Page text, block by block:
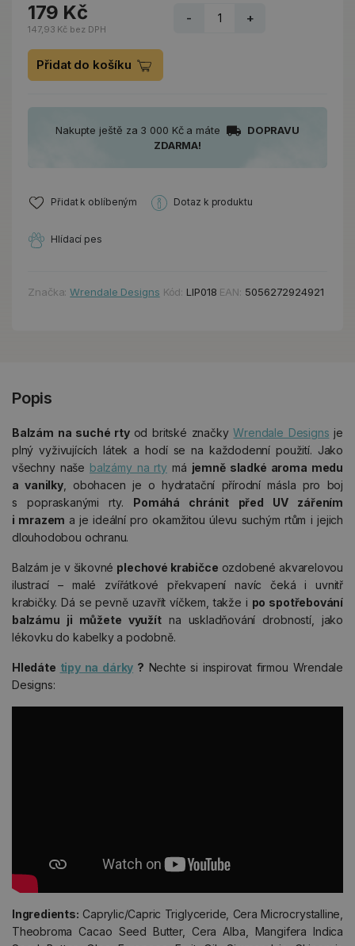
179 Kč
147,93 Kč bez DPH
- +
Přidat do košíku
Nakupte ještě za 3 000 Kč a máte
DOPRAVU
ZDARMA!
Přidat k oblíbeným Dotaz k produktu
Hlídací pes
Značka:Wrendale Designs Kód: LIP018 EAN: 5056272924921
Popis
Balzám na suché rty od britské značkyWrendale Designs je
plný vyživujících látek a hodí se na každodenní použití. Jako
všechny naše balzámy na rtymá jemně sladké aroma medu
a vanilky, obohacen je o hydratační přírodní másla pro boj
s popraskanými rty. Pomáhá chránit před UV zářením
i mrazem a je ideální pro okamžitou úlevu suchým rtům i jejich
dlouhodobou ochranu.
Balzám je v šikovné plechové krabičce ozdobené akvarelovou
ilustrací – malé zvířátkové překvapení navíc čeká i uvnitř
krabičky. Dá se pevně uzavřít víčkem, takže i po spotřebování
balzámu ji můžete využítna uskladňování drobností, jako
lékovku do kabelky a podobně.
Hledáte tipy na dárky ? Nechte si inspirovat firmou Wrendale
Designs:
Ingredients: Caprylic/Capric Triglyceride, Cera Microcrystalline,
Theobroma Cacao Seed Butter, Cera Alba, Mangifera Indica